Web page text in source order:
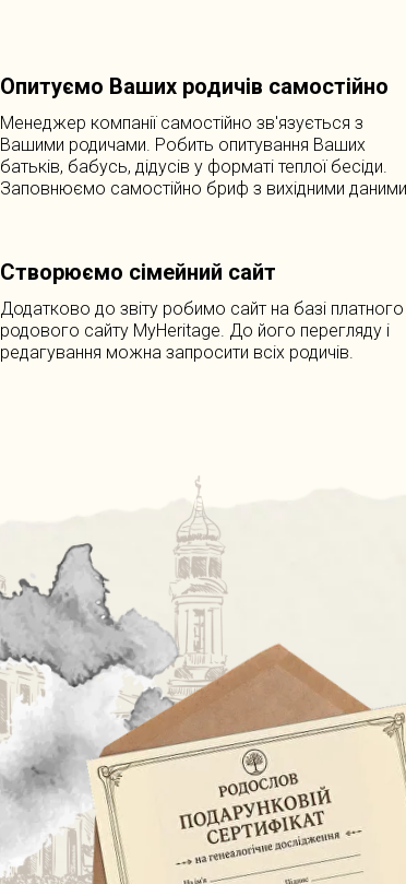
Опитуємо Ваших родичів самостійно
Менеджер компанії самостійно зв'язується з
Вашими родичами. Робить опитування Ваших
батьків, бабусь, дідусів у форматі теплої бесіди.
Заповнюємо самостійно бриф з вихідними
Створюємо сімейний сайт
Додатково до звіту робимо сайт на базі платного
родового сайту MyHeritage. До його перегляду і
редагування можна запросити всіх родичів.